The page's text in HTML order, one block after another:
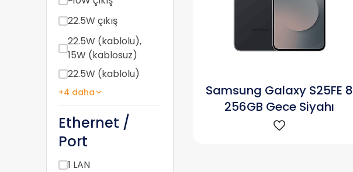
22.5W çıkış
22.5W (kablolu),
15W (kablosuz)
22.5W (kablolu)
+4 daha
Ethernet /
Port
1 LAN
Samsung Galaxy S25FE 8
256GB Gece Siyahı